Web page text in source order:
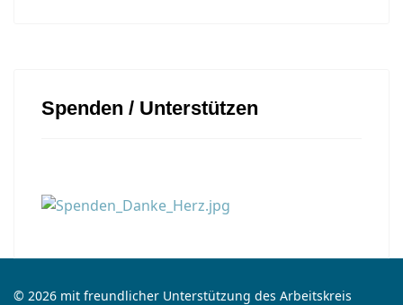
Spenden / Unterstützen
© 2026 mit freundlicher Unterstützung des Arbeitskreis